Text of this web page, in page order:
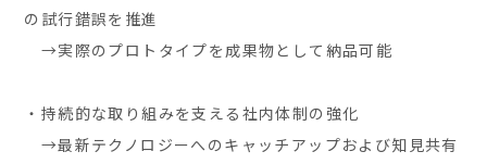
の試行錯誤を推進
→実際のプロトタイプを成果物として納品可能
・持続的な取り組みを支える社内体制の強化
→最新テクノロジーへのキャッチアップおよび知見共有